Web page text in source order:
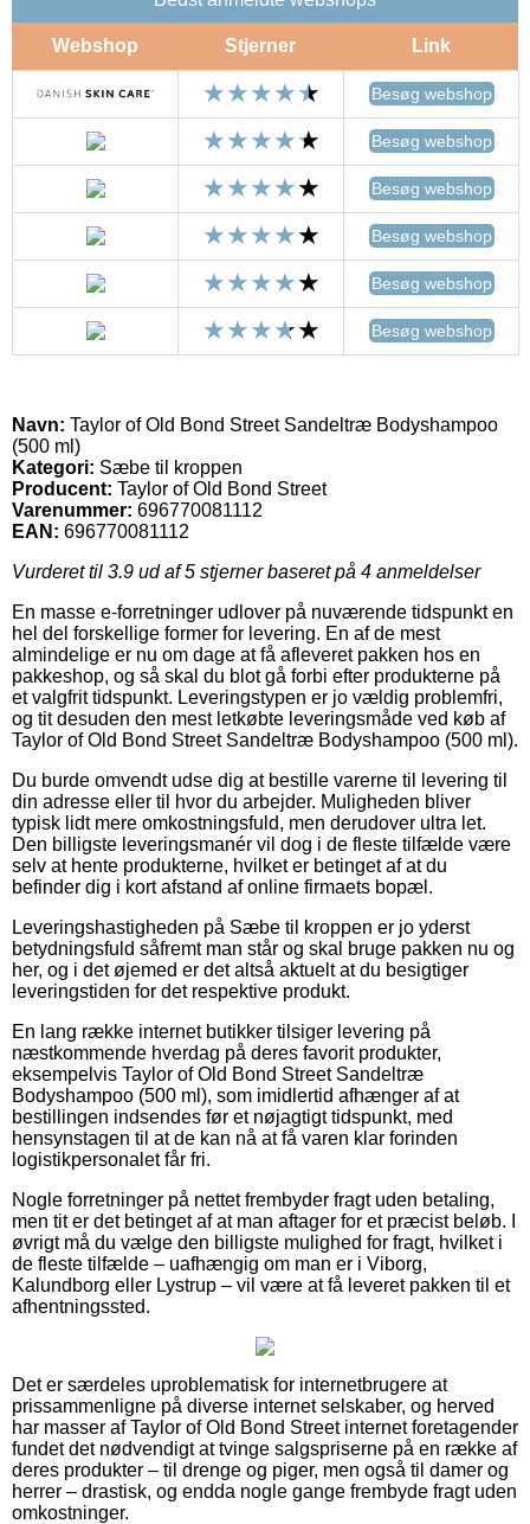
Webshop Stjerner Link
Besøg webshop
Besøg webshop
Besøg webshop
Besøg webshop
Besøg webshop
Besøg webshop
Navn: Taylor of Old Bond Street Sandeltræ Bodyshampoo
(500 ml)
Kategori: Sæbe til kroppen
Producent: Taylor of Old Bond Street
Varenummer: 696770081112
EAN: 696770081112
Vurderet til 3.9 ud af 5 stjerner baseret på 4 anmeldelser
En masse e-forretninger udlover på nuværende tidspunkt en
hel del forskellige former for levering. En af de mest
almindelige er nu om dage at få afleveret pakken hos en
pakkeshop, og så skal du blot gå forbi efter produkterne på
et valgfrit tidspunkt. Leveringstypen er jo vældig problemfri,
og tit desuden den mest letkøbte leveringsmåde ved køb af
Taylor of Old Bond Street Sandeltræ Bodyshampoo (500 ml).
Du burde omvendt udse dig at bestille varerne til levering til
din adresse eller til hvor du arbejder. Muligheden bliver
typisk lidt mere omkostningsfuld, men derudover ultra let.
Den billigste leveringsmanér vil dog i de fleste tilfælde være
selv at hente produkterne, hvilket er betinget af at du
befinder dig i kort afstand af online firmaets bopæl.
Leveringshastigheden på Sæbe til kroppen er jo yderst
betydningsfuld såfremt man står og skal bruge pakken nu og
her, og i det øjemed er det altså aktuelt at du besigtiger
leveringstiden for det respektive produkt.
En lang række internet butikker tilsiger levering på
næstkommende hverdag på deres favorit produkter,
eksempelvis Taylor of Old Bond Street Sandeltræ
Bodyshampoo (500 ml), som imidlertid afhænger af at
bestillingen indsendes før et nøjagtigt tidspunkt, med
hensynstagen til at de kan nå at få varen klar forinden
logistikpersonalet får fri.
Nogle forretninger på nettet frembyder fragt uden betaling,
men tit er det betinget af at man aftager for et præcist beløb. I
øvrigt må du vælge den billigste mulighed for fragt, hvilket i
de fleste tilfælde – uafhængig om man er i Viborg,
Kalundborg eller Lystrup – vil være at få leveret pakken til et
afhentningssted.
Det er særdeles uproblematisk for internetbrugere at
prissammenligne på diverse internet selskaber, og herved
har masser af Taylor of Old Bond Street internet foretagender
fundet det nødvendigt at tvinge salgspriserne på en række af
deres produkter – til drenge og piger, men også til damer og
herrer – drastisk, og endda nogle gange frembyde fragt uden
omkostninger.